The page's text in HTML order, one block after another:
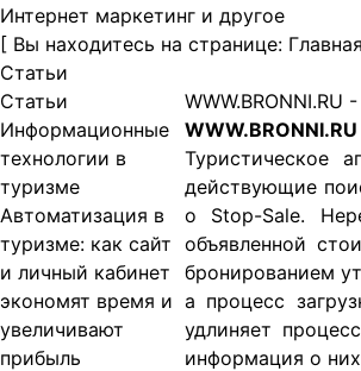
Интернет маркетинг и другое
[ Вы находитесь на странице: Главная
Статьи
Статьи
Информационные
технологии в
туризме
Автоматизация в
туризме: как сайт
и личный кабинет
экономят время и
увеличивают
прибыль
Туристическое
действующие
о Stop-Sale.
объявленной
бронированием
а процесс
удлиняет
информация о них